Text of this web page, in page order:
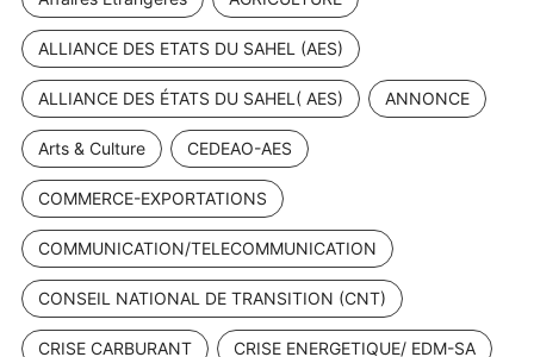
ALLIANCE DES ETATS DU SAHEL (AES)
ALLIANCE DES ÉTATS DU SAHEL( AES) ANNONCE
Arts & Culture CEDEAO-AES
COMMERCE-EXPORTATIONS
COMMUNICATION/TELECOMMUNICATION
CONSEIL NATIONAL DE TRANSITION (CNT)
CRISE CARBURANT CRISE ENERGETIQUE/ EDM-SA